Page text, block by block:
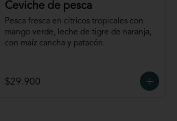
Ceviche de pesca
Pesca fresca en cítricos tropicales con
mango verde, leche de tigre de naranja,
con maíz cancha y patacón.
$29.900